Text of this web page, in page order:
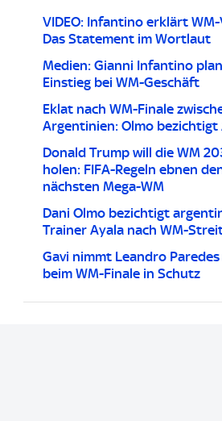
VIDEO: Infantino erklärt
Das Statement im Wortlaut
Medien: Gianni Infantino
Einstieg bei WM-Geschäft
Eklat nach WM-Finale
Argentinien: Olmo bezichtigt
Donald Trump will die WM
holen: FIFA-Regeln ebnen
nächsten Mega-WM
Dani Olmo bezichtigt
Trainer Ayala nach WM-
Gavi nimmt Leandro
beim WM-Finale in Schutz